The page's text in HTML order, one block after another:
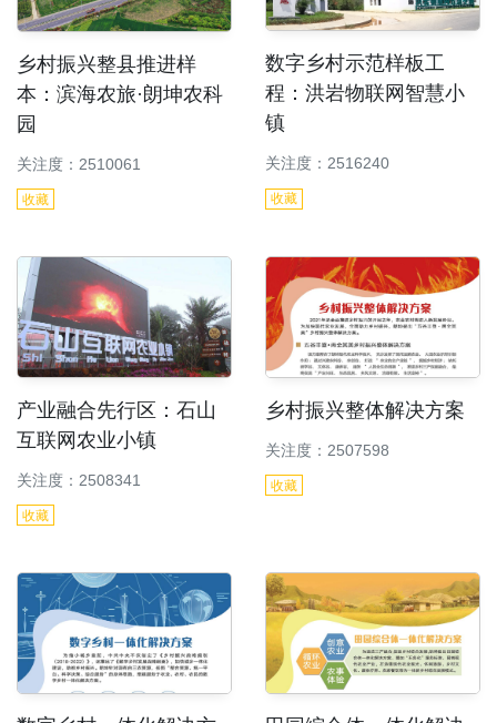
乡村振兴整县推进样
本：滨海农旅·朗坤农科
园
关注度：2510061
收藏
数字乡村示范样板工
程：洪岩物联网智慧小
镇
关注度：2516240
收藏
产业融合先行区：石山
互联网农业小镇
关注度：2508341
收藏
乡村振兴整体解决方案
关注度：2507598
收藏